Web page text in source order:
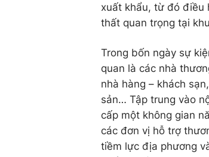
xuất khẩu, từ đó điều
thất quan trọng tại
Trong bốn ngày sự
quan là các nhà
nhà hàng – khách
sản… Tập trung vào
cấp một không gian
các đơn vị hỗ trợ
tiềm lực địa phương